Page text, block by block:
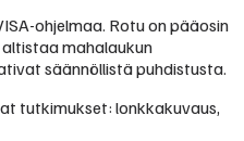
ohjelmaa. Rotu on pääosin
mahalaukun
säännöllistä puhdistusta.
tutkimukset: lonkkakuvaus,